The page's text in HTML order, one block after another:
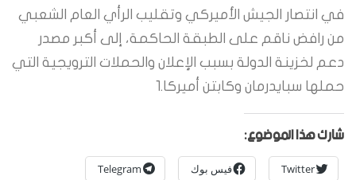
في انتصار الجيش الأميركي وتقليب الرأي العام الشعبي
من رافض ناقم على الطبقة الحاكمة، إلى أكبر مصدر
دعم لخزينة الدولة بسبب الإعلان والحملات الترويجية التي
حملها سبايدرمان وكابتن أميركا.1
شارك هذا الموضوع:
Twitter فيس بوك Telegram